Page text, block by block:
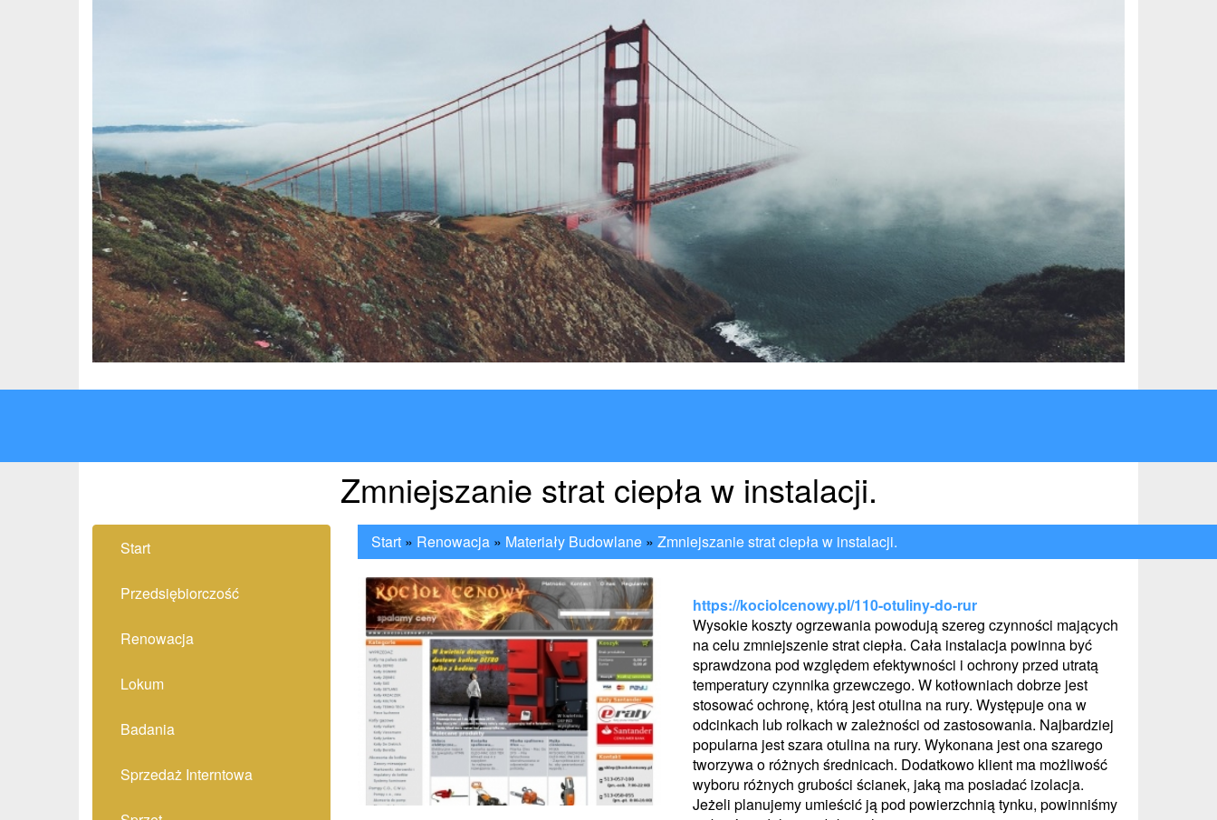
Zmniejszanie strat ciepła w instalacji.
Start
Przedsiębiorczość
Renowacja
Lokum
Badania
Sprzedaż Interntowa
Start» Renowacja» Materiały Budowlane» Zmniejszanie strat ciepła w instalacji.
https://kociolcenowy.pl/110-otuliny-do-rur
Wysokie koszty ogrzewania powodują szereg czynności mających
na celu zmniejszenie strat ciepła. Cała instalacja powinna być
sprawdzona pod względem efektywności i ochrony przed utratą
temperatury czynnika grzewczego. W kotłowniach dobrze jest
stosować ochronę, którą jest otulina na rury. Występuje ona w
odcinkach lub rolkach w zależności od zastosowania. Najbardziej
popularna jest szara otulina na rury. Wykonana jest ona szarego
tworzywa o różnych średnicach. Dodatkowo klient ma możliwość
wyboru różnych grubości ścianek, jaką ma posiadać izolacja.
Jeżeli planujemy umieścić ją pod powierzchnią tynku, powinniśmy